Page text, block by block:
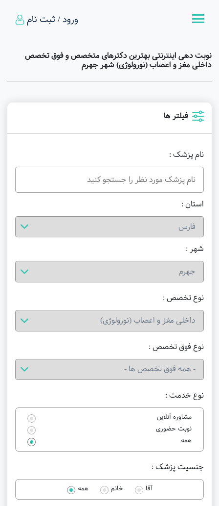
ورود / ثبت نام
نوبت دهی اینترنتی بهترین دکترهای متخصص و فوق تخصص
داخلی مغز و اعصاب (نورولوژی) شهر جهرم
فیلتر ها
نام پزشک :
استان :
شهر :
نوع خدمت :
مشاوره آنلاین
نوبت حضوری
همه
نوع تخصص :
نوع فوق تخصص :
جنسیت پزشک :
آقا خانم همه